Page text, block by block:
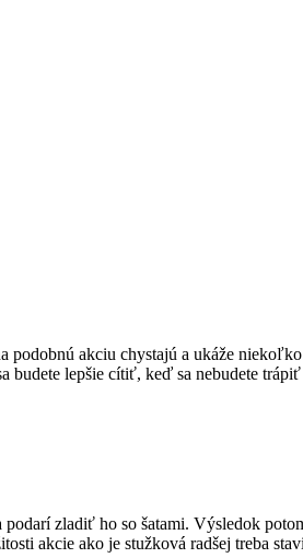
podobnú akciu chystajú a ukáže
budete lepšie cítiť, keď sa nebudete
zladiť ho so šatami. Výsledok
akcie ako je stužková radšej treba